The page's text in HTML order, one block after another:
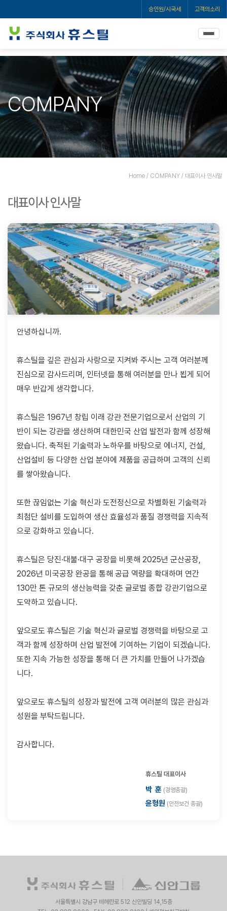
승인원/시국세 고객의소리
COMPANY
Home / COMPANY / 대표이사 인사말
대표이사 인사말
'100년 글로벌 기업'
안녕하십니까.
휴스틸을 깊은 관심과 사랑으로 지켜봐 주시는 고객 여러분께
진심으로 감사드리며, 인터넷을 통해 여러분을 만나 뵙게 되어
매우 반갑게 생각합니다.
휴스틸은 1967년 창립 이래 강관 전문기업으로서 산업의 기
반이 되는 강관을 생산하며 대한민국 산업 발전과 함께 성장해
왔습니다. 축적된 기술력과 노하우를 바탕으로 에너지, 건설,
산업설비 등 다양한 산업 분야에 제품을 공급하며 고객의 신뢰
를 쌓아왔습니다.
또한 끊임없는 기술 혁신과 도전정신으로 차별화된 기술력과
최첨단 설비를 도입하여 생산 효율성과 품질 경쟁력을 지속적
으로 강화하고 있습니다.
휴스틸은 당진·대불·대구 공장을 비롯해 2025년 군산공장,
2026년 미국공장 완공을 통해 공급 역량을 확대하며 연간
130만 톤 규모의 생산능력을 갖춘 글로벌 종합 강관기업으로
도약하고 있습니다.
앞으로도 휴스틸은 기술 혁신과 글로벌 경쟁력을 바탕으로 고
객과 함께 성장하며 산업 발전에 기여하는 기업이 되겠습니다.
또한 지속 가능한 성장을 통해 더 큰 가치를 만들어 나가겠습
니다.
앞으로도 휴스틸의 성장과 발전에 고객 여러분의 많은 관심과
성원을 부탁드립니다.
감사합니다.
휴스틸 대표이사
박 훈 (경영총괄)
윤형원 (안전보건 총괄)
서울특별시 강남구 테헤란로 512 신안빌딩 14,15층